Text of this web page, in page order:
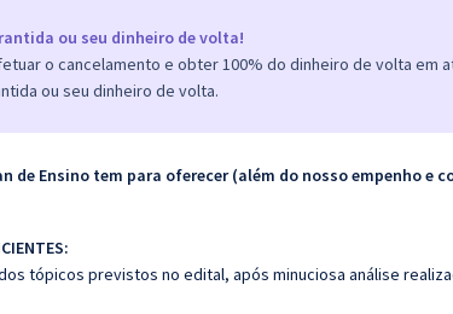
ou seu dinheiro de volta!
o cancelamento e obter 100% do dinheiro de volta em
ou seu dinheiro de volta.
de Ensino tem para oferecer (além do nosso empenho e
tópicos previstos no edital, após minuciosa análise